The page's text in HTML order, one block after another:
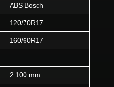
ABS Bosch
120/70R17
160/60R17
2.100 mm